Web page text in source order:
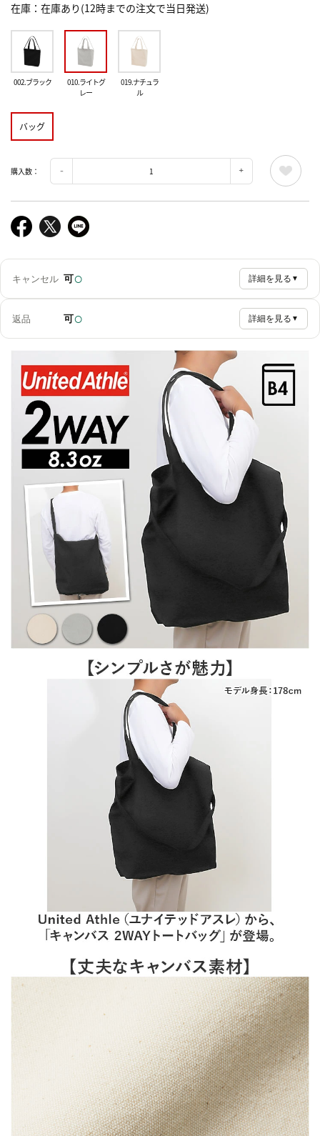
在庫 在庫あり(12時までの注文で当日発送)
002.ブラック
010.ライトグ
レー
019.ナチュラ
ル
バッグ
購入数：
キャンセル 可○ 詳細を見る ▼
返品 可○ 詳細を見る ▼